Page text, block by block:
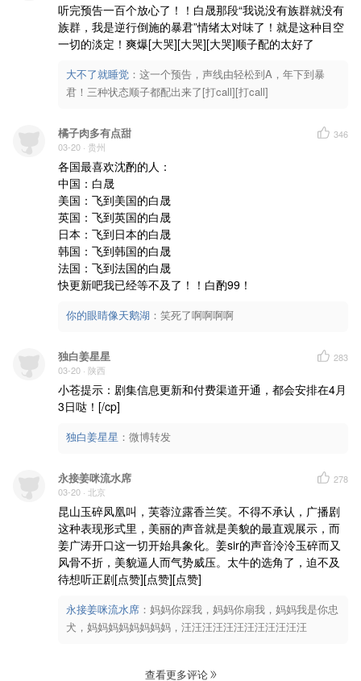
听完预告一百个放心了！！白晟那段“我说没有族群就没有
族群，我是逆行倒施的暴君”情绪太对味了！就是这种目空
一切的淡定！爽爆[大哭][大哭][大哭]顺子配的太好了
大不了就睡觉 ： 这一个预告，声线由轻松到A，年下到暴
君！三种状态顺子都配出来了[打call][打call]
橘子肉多有点甜
03-20 · 贵州
346
各国最喜欢沈酌的人：
中国：白晟
美国：飞到美国的白晟
英国：飞到英国的白晟
日本：飞到日本的白晟
韩国：飞到韩国的白晟
法国：飞到法国的白晟
快更新吧我已经等不及了！！白酌99！
你的眼睛像天鹅湖 ： 笑死了啊啊啊啊
独白姜星星
03-20 · 陕西
283
小苍提示：剧集信息更新和付费渠道开通，都会安排在4月
3日哒！[/cp]
独白姜星星 ： 微博转发
永接姜咪流水席
03-20 · 北京
278
昆山玉碎凤凰叫，芙蓉泣露香兰笑。不得不承认，广播剧
这种表现形式里，美丽的声音就是美貌的最直观展示，而
姜广涛开口这一切开始具象化。姜sir的声音泠泠玉碎而又
风骨不折，美貌逼人而气势威压。太牛的选角了，迫不及
待想听正剧[点赞][点赞][点赞]
永接姜咪流水席 ： 妈妈你踩我，妈妈你扇我，妈妈我是你忠
犬，妈妈妈妈妈妈妈妈，汪汪汪汪汪汪汪汪汪汪汪汪
查看更多评论